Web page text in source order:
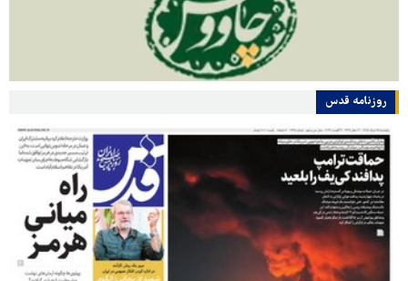
روزنامه قدس